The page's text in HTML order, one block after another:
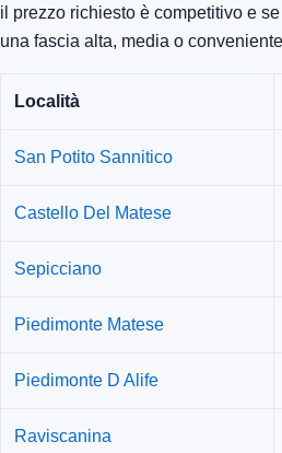
il prezzo richiesto è competitivo e
una fascia alta, media o
Località
San Potito Sannitico
Castello Del Matese
Sepicciano
Piedimonte Matese
Piedimonte D Alife
Raviscanina